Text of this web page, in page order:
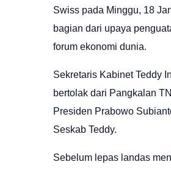
Swiss pada Minggu, 18
bagian dari upaya
forum ekonomi dunia.
Sekretaris Kabinet Teddy
bertolak dari Pangkalan
Presiden Prabowo
Seskab Teddy.
Sebelum lepas landas